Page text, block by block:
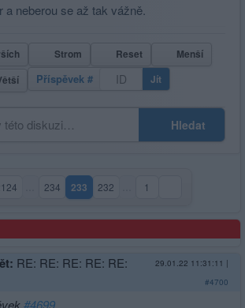
a neberou se až tak vážně.
Strom Reset
Menší
Příspěvek # Jít
Hledat
234 233(aktuální strana)
232 1
RE: RE: RE: RE: RE:
29.01.22 11:31:11 |
#4700
#4699